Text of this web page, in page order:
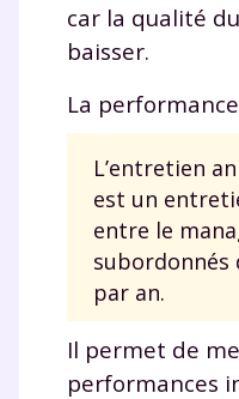
car la qualité
baisser.
La performance
L’entretien
est un
entre le
subordonnés
par an.
Il permet de
performances